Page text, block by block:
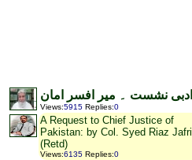
ادبی نشست ۔ میر افسر امان
Views:5915 Replies:0
A Request to Chief Justice of
Pakistan: by Col. Syed Riaz Jafri
(Retd)
Views:6135 Replies:0